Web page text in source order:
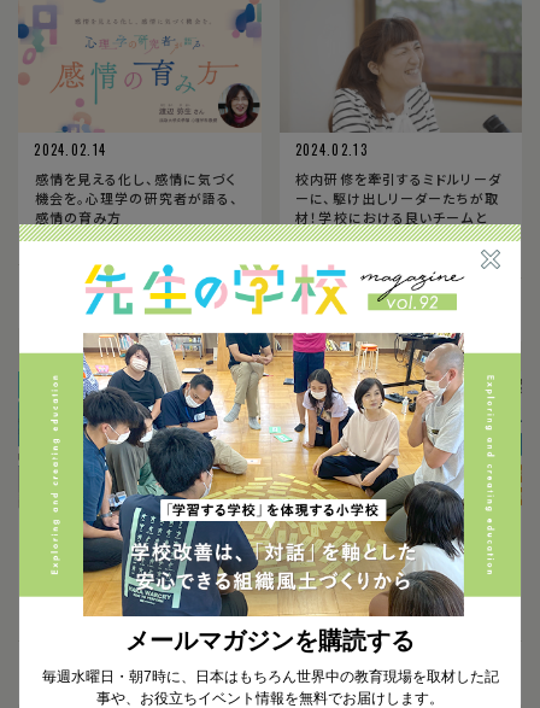
2024.02.14
感情を見える化し、感情に気づく
機会を。心理学の研究者が語る、
感情の育み方
2024.02.13
校内研修を牽引するミドルリーダ
ーに、駆け出しリーダーたちが取
材！学校における良いチームと
は？ミドルリーダーのあり方と
2024.02.13
【参加無料】これからの授業デザ
イン 〜ICT・アクティブラーニン
グ・受験指導を融合する授業と
2024.02.08
ICT・最新テクノロジーで実現す
る主体的・対話的で深い学び 〜A
Rも活用したPBL型の理科の授業
とは？〜
メールマガジンを購読する
毎週水曜日・朝7時に、日本はもちろん世界中の教育現場を取材した記
事や、お役立ちイベント情報を無料でお届けします。